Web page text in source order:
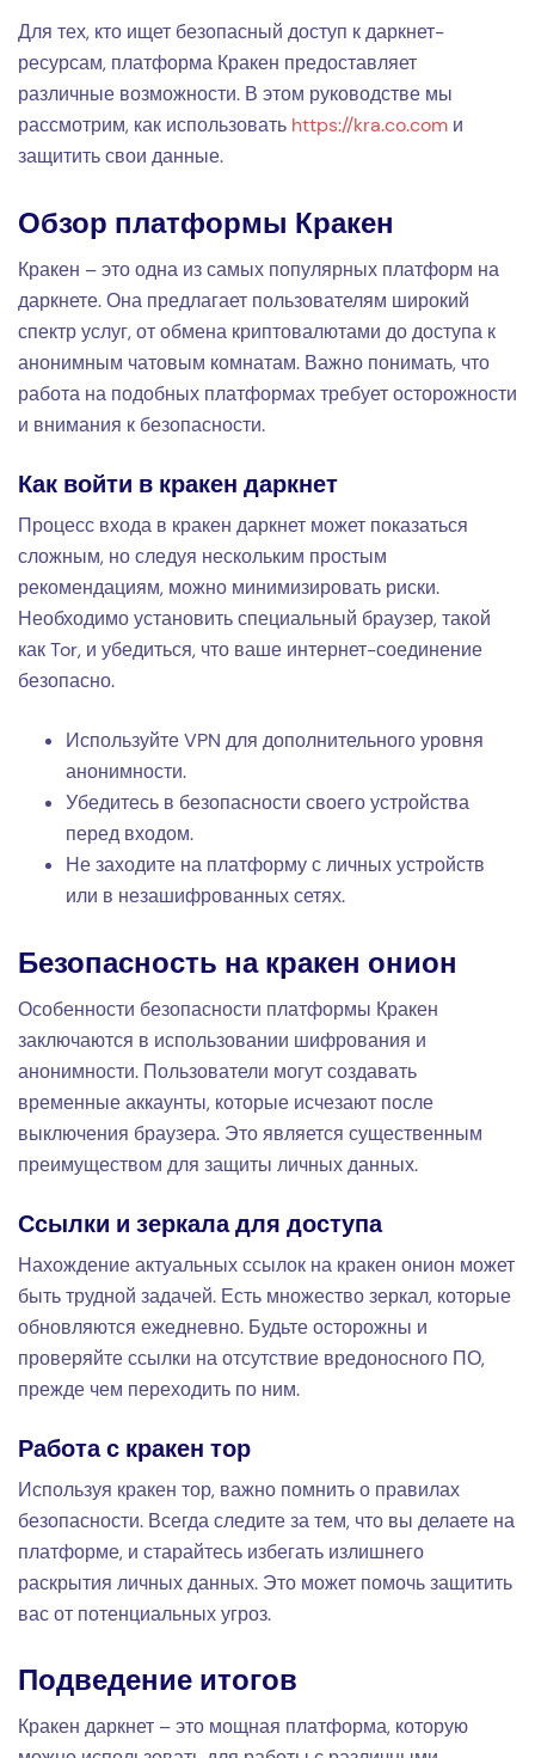
Для тех, кто ищет безопасный доступ к даркнет-
ресурсам, платформа Кракен предоставляет
различные возможности. В этом руководстве мы
рассмотрим, как использовать https://kra.co.com и
защитить свои данные.
Обзор платформы Кракен
Кракен – это одна из самых популярных платформ на
даркнете. Она предлагает пользователям широкий
спектр услуг, от обмена криптовалютами до доступа к
анонимным чатовым комнатам. Важно понимать, что
работа на подобных платформах требует осторожности
и внимания к безопасности.
Как войти в кракен даркнет
Процесс входа в кракен даркнет может показаться
сложным, но следуя нескольким простым
рекомендациям, можно минимизировать риски.
Необходимо установить специальный браузер, такой
как Tor, и убедиться, что ваше интернет-соединение
безопасно.
Используйте VPN для дополнительного уровня
анонимности.
Убедитесь в безопасности своего устройства
перед входом.
Не заходите на платформу с личных устройств
или в незашифрованных сетях.
Безопасность на кракен онион
Особенности безопасности платформы Кракен
заключаются в использовании шифрования и
анонимности. Пользователи могут создавать
временные аккаунты, которые исчезают после
выключения браузера. Это является существенным
преимуществом для защиты личных данных.
Ссылки и зеркала для доступа
Нахождение актуальных ссылок на кракен онион может
быть трудной задачей. Есть множество зеркал, которые
обновляются ежедневно. Будьте осторожны и
проверяйте ссылки на отсутствие вредоносного ПО,
прежде чем переходить по ним.
Работа с кракен тор
Используя кракен тор, важно помнить о правилах
безопасности. Всегда следите за тем, что вы делаете на
платформе, и старайтесь избегать излишнего
раскрытия личных данных. Это может помочь защитить
вас от потенциальных угроз.
Подведение итогов
Кракен даркнет – это мощная платформа, которую